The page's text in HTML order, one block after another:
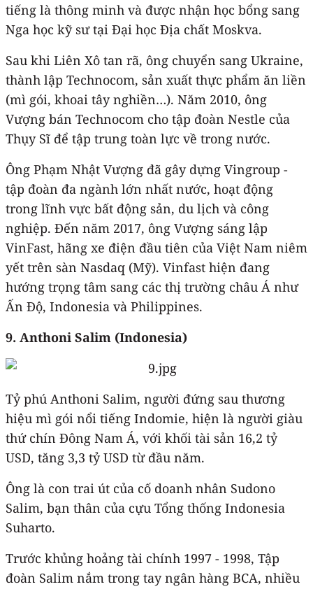
tiếng là thông minh và được nhận học bổng sang
Nga học kỹ sư tại Đại học Địa chất Moskva.
Sau khi Liên Xô tan rã, ông chuyển sang Ukraine,
thành lập Technocom, sản xuất thực phẩm ăn liền
(mì gói, khoai tây nghiền…). Năm 2010, ông
Vượng bán Technocom cho tập đoàn Nestle của
Thụy Sĩ để tập trung toàn lực về trong nước.
Ông Phạm Nhật Vượng đã gây dựng Vingroup -
tập đoàn đa ngành lớn nhất nước, hoạt động
trong lĩnh vực bất động sản, du lịch và công
nghiệp. Đến năm 2017, ông Vượng sáng lập
VinFast, hãng xe điện đầu tiên của Việt Nam niêm
yết trên sàn Nasdaq (Mỹ). Vinfast hiện đang
hướng trọng tâm sang các thị trường châu Á như
Ấn Độ, Indonesia và Philippines.
9. Anthoni Salim (Indonesia)
Tỷ phú Anthoni Salim, người đứng sau thương
hiệu mì gói nổi tiếng Indomie, hiện là người giàu
thứ chín Đông Nam Á, với khối tài sản 16,2 tỷ
USD, tăng 3,3 tỷ USD từ đầu năm.
Ông là con trai út của cố doanh nhân Sudono
Salim, bạn thân của cựu Tổng thống Indonesia
Suharto.
Trước khủng hoảng tài chính 1997 - 1998, Tập
đoàn Salim nắm trong tay ngân hàng BCA, nhiều